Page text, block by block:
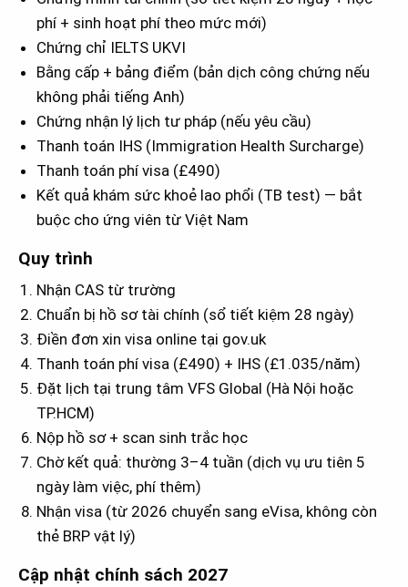
phí + sinh hoạt phí theo mức mới)
Chứng chỉ IELTS UKVI
Bằng cấp + bảng điểm (bản dịch công chứng nếu
không phải tiếng Anh)
Chứng nhận lý lịch tư pháp (nếu yêu cầu)
Thanh toán IHS (Immigration Health Surcharge)
Thanh toán phí visa (£490)
Kết quả khám sức khoẻ lao phổi (TB test) — bắt
buộc cho ứng viên từ Việt Nam
Quy trình
Nhận CAS từ trường
Chuẩn bị hồ sơ tài chính (sổ tiết kiệm 28 ngày)
Điền đơn xin visa online tại gov.uk
Thanh toán phí visa (£490) + IHS (£1.035/năm)
Đặt lịch tại trung tâm VFS Global (Hà Nội hoặc
TP.HCM)
Nộp hồ sơ + scan sinh trắc học
Chờ kết quả: thường 3–4 tuần (dịch vụ ưu tiên 5
ngày làm việc, phí thêm)
Nhận visa (từ 2026 chuyển sang eVisa, không còn
thẻ BRP vật lý)
Cập nhật chính sách 2027